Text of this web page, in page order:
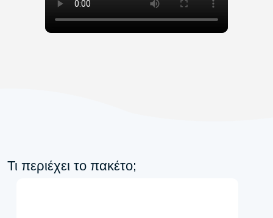
Τι περιέχει το πακέτο;